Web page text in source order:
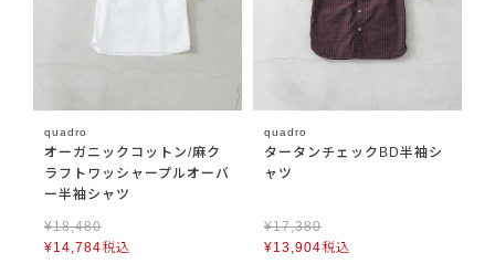
quadro
オーガニックコットン/麻ク
ラフトワッシャープルオーバ
ー半袖シャツ
¥18,480
¥14,784税込
quadro
タータンチェックBD半袖シ
ャツ
¥17,380
¥13,904税込